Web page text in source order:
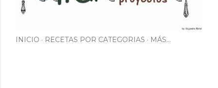
INICIO RECETAS POR CATEGORIAS MÁS…